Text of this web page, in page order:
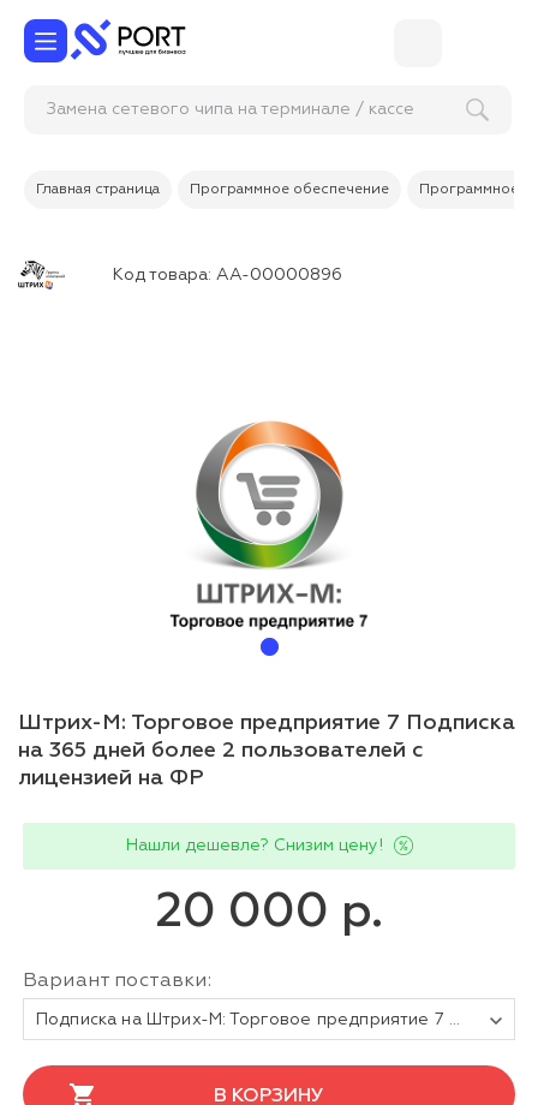
Замена сетевого чипа на терминале / кассе
Главная страница Программное обеспечение Программное
Код товара: АА-00000896
Штрих-М: Торговое предприятие 7 Подписка
на 365 дней более 2 пользователей с
лицензией на ФР
Нашли дешевле? Снизим цену!
20 000 р.
Вариант поставки:
Подписка на Штрих-М: Торговое предприятие 7 (все версии) более 2 пользователей (365 дней)с лицензией на ФР
В КОРЗИНУ